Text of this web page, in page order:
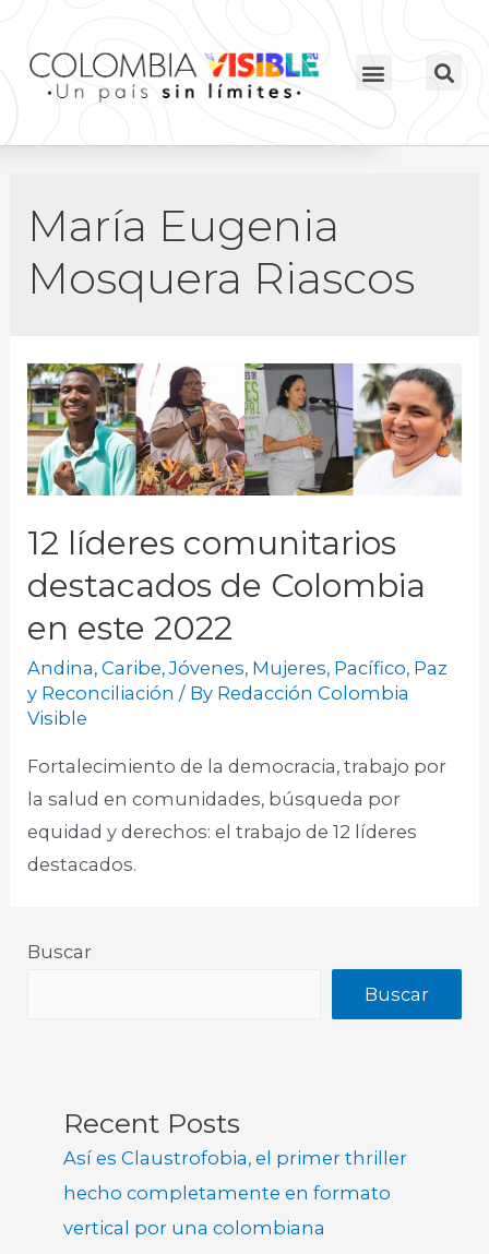
María Eugenia
Mosquera Riascos
12 líderes comunitarios
destacados de Colombia
en este 2022
Andina,Caribe,Jóvenes, Mujeres, Pacífico, Paz
y Reconciliación / By Redacción Colombia
Visible
Fortalecimiento de la democracia, trabajo por
la salud en comunidades, búsqueda por
equidad y derechos: el trabajo de 12 líderes
destacados.
Buscar
Buscar
Recent Posts
Así es Claustrofobia, el primer thriller
hecho completamente en formato
vertical por una colombiana